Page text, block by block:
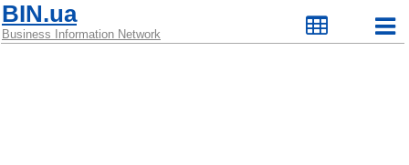
BIN.ua
Business Information Network